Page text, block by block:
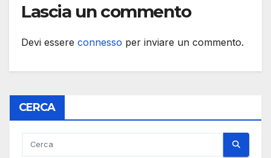
Lascia un commento
Devi essere connesso per inviare un commento.
CERCA